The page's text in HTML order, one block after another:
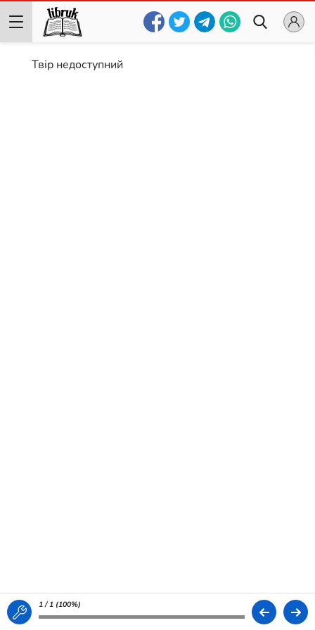
Твір недоступний
1 / 1 (100%)